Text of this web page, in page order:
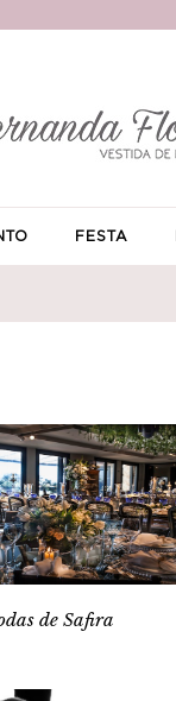
FESTA
de Safira